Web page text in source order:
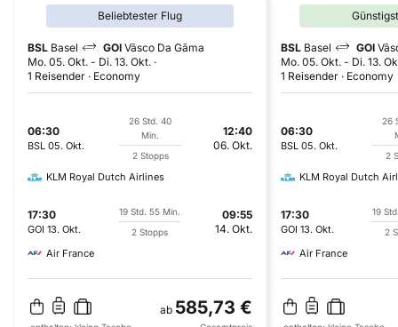
Beliebtester Flug
BSL Basel GOI Vāsco Da Gāma
Mo. 05. Okt. - Di. 13. Okt.
1 Reisender
Economy
06:30
BSL 05. Okt.
26 Std. 40
Min.
2 Stopps
12:40
06. Okt.
KLM Royal Dutch Airlines
17:30
GOI 13. Okt.
19 Std. 55 Min.
2 Stopps
09:55
14. Okt.
Air France
ab 585,73 €
BSL Basel GOI
Mo. 05. Okt. - Di. 13.
1 Reisender
Economy
06:30
BSL 05. Okt.
26
2
KLM Royal Dutch
17:30
GOI 13. Okt.
19
2
Air France